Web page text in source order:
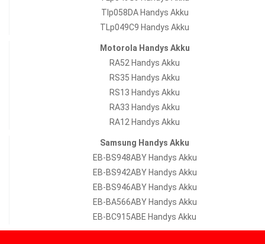
Tlp058DA Handys Akku
TLp049C9 Handys Akku
Motorola Handys Akku
RA52 Handys Akku
RS35 Handys Akku
RS13 Handys Akku
RA33 Handys Akku
RA12 Handys Akku
Samsung Handys Akku
EB-BS948ABY Handys Akku
EB-BS942ABY Handys Akku
EB-BS946ABY Handys Akku
EB-BA566ABY Handys Akku
EB-BC915ABE Handys Akku